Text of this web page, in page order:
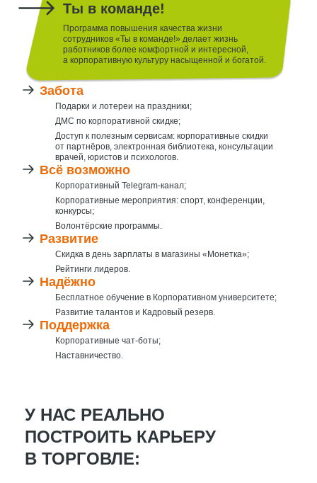
Ты в команде!
Программа повышения качества жизни
сотрудников «Ты в команде!» делает жизнь
работников более комфортной и интересной,
а корпоративную культуру насыщенной и богатой.
Забота
Подарки и лотереи на праздники;
ДМС по корпоративной скидке;
Доступ к полезным сервисам: корпоративные скидки
от партнёров, электронная библиотека, консультации
врачей, юристов и психологов.
Всё возможно
Корпоративный Telegram-канал;
Корпоративные мероприятия: спорт, конференции,
конкурсы;
Волонтёрские программы.
Развитие
Скидка в день зарплаты в магазины «Монетка»;
Рейтинги лидеров.
Надёжно
Бесплатное обучение в Корпоративном университете;
Развитие талантов и Кадровый резерв.
Поддержка
Корпоративные чат-боты;
Наставничество.
У НАС РЕАЛЬНО
ПОСТРОИТЬ КАРЬЕРУ
В ТОРГОВЛЕ: